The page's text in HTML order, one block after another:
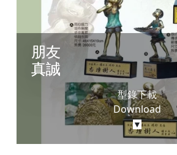
朋友
真誠
型錄下載
Download
▼